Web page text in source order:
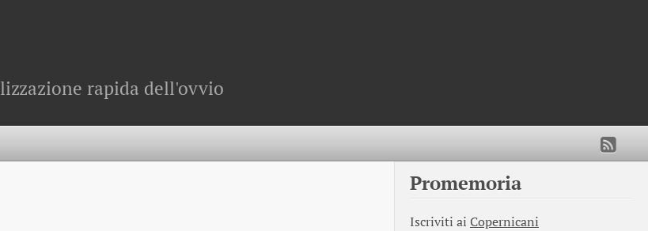
rapida dell'ovvio
Promemoria
Iscriviti ai Copernicani